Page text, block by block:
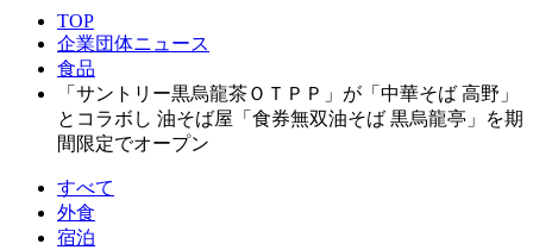
TOP
企業団体ニュース
食品
「サントリー黒烏龍茶ＯＴＰＰ」が「中華そば 高野」
とコラボし 油そば屋「食券無双油そば 黒烏龍亭」を期
間限定でオープン
すべて
外食
宿泊